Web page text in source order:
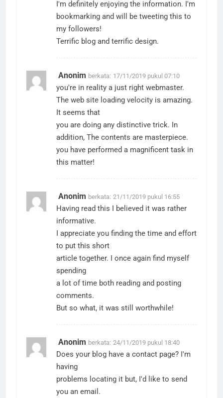
I'm definitely enjoying the information. I'm
bookmarking and will be tweeting this to
my followers!
Terrific blog and terrific design.
Anonim berkata: 17/11/2019 pukul 07:10
you're in reality a just right webmaster.
The web site loading velocity is amazing.
It seems that
you are doing any distinctive trick. In
addition, The contents are masterpiece.
you have performed a magnificent task in
this matter!
Anonim berkata: 21/11/2019 pukul 16:55
Having read this I believed it was rather
informative.
I appreciate you finding the time and effort
to put this short
article together. I once again find myself
spending
a lot of time both reading and posting
comments.
But so what, it was still worthwhile!
Anonim berkata: 24/11/2019 pukul 18:40
Does your blog have a contact page? I'm
having
problems locating it but, I'd like to send
you an email.